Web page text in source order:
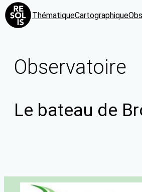
ThématiqueCartographique
Observatoire
Le bateau de